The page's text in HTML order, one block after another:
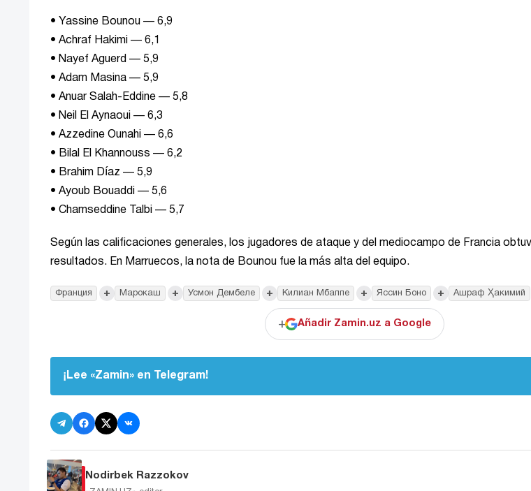
• Yassine Bounou — 6,9
• Achraf Hakimi — 6,1
• Nayef Aguerd — 5,9
• Adam Masina — 5,9
• Anuar Salah-Eddine — 5,8
• Neil El Aynaoui — 6,3
• Azzedine Ounahi — 6,6
• Bilal El Khannouss — 6,2
• Brahim Díaz — 5,9
• Ayoub Bouaddi — 5,6
• Chamseddine Talbi — 5,7
Según las calificaciones generales, los jugadores de ataque y del mediocampo de Francia
resultados. En Marruecos, la nota de Bounou fue la más alta del equipo.
Франция + Марокаш + Усмон Дембеле + Килиан Мбаппе + Яссин Боно + Ашраф Ҳакимий
+ Añadir Zamin.uz a Google
¡Lee «Zamin» en Telegram!
Nodirbek Razzokov